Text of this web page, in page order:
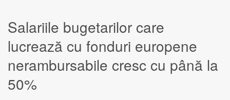
Salariile bugetarilor care
lucrează cu fonduri europene
nerambursabile cresc cu până la
50%